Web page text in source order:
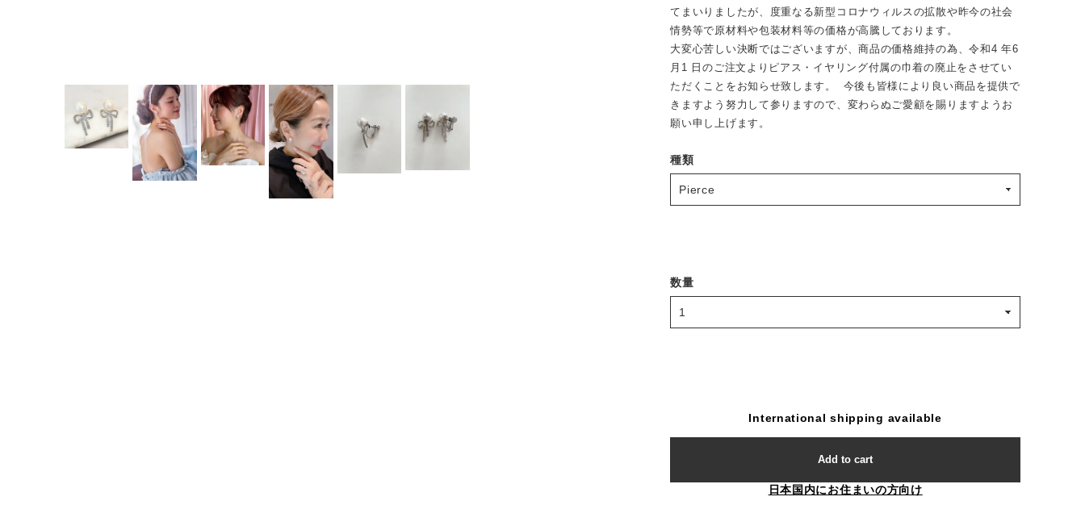
てまいりましたが、度重なる新型コロナウィルスの拡散や昨今の社会
情勢等で原材料や包装材料等の価格が高騰しております。
大変心苦しい決断ではございますが、商品の価格維持の為、令和4 年6
月1 日のご注文よりピアス・イヤリング付属の巾着の廃止をさせてい
ただくことをお知らせ致します。 今後も皆様により良い商品を提供で
きますよう努力して参りますので、変わらぬご愛顧を賜りますようお
願い申し上げます。
種類
数量
International shipping available
Add to cart
日本国内にお住まいの方向け